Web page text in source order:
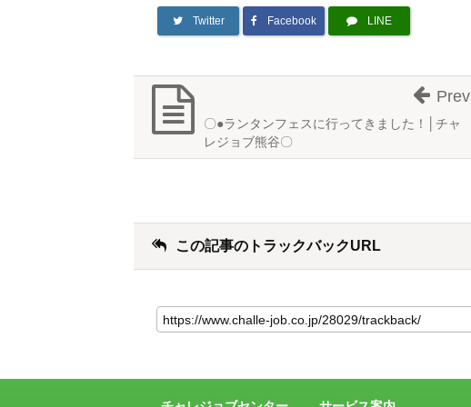
Twitter Facebook LINE
〇●ランタンフェスに行ってきました！│チャ
レジョブ熊谷〇
Prev
この記事のトラックバックURL
の
記